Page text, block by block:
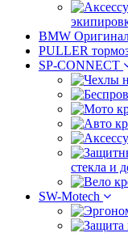
BMW
PULLER
SP-CONNECT
стекла и
SW-Motech